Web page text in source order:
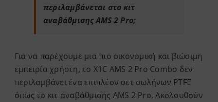
περιλαμβάνεται στο κιτ
αναβάθμισης AMS 2 Pro;
Για να παρέχουμε μια πιο οικονομική και βιώσιμη
εμπειρία χρήστη, το X1C AMS 2 Pro Combo δεν
περιλαμβάνει ένα επιπλέον σετ σωλήνων PTFE
όπως το κιτ αναβάθμισης AMS 2 Pro. Ακολουθούν